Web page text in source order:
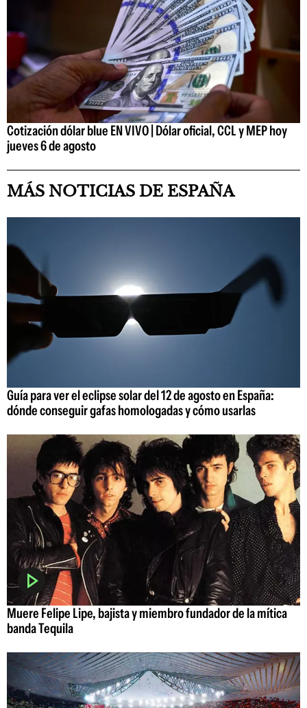
Cotización dólar blue EN VIVO | Dólar oficial, CCL y MEP hoy
jueves 6 de agosto
MÁS NOTICIAS DE ESPAÑA
Guía para ver el eclipse solar del 12 de agosto en España:
dónde conseguir gafas homologadas y cómo usarlas
Muere Felipe Lipe, bajista y miembro fundador de la mítica
banda Tequila